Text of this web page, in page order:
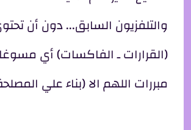
والتلفزيون السابق... دون أن
(القرارات ـ الفاكسات) أي
مبررات اللهم الا (بناء علي